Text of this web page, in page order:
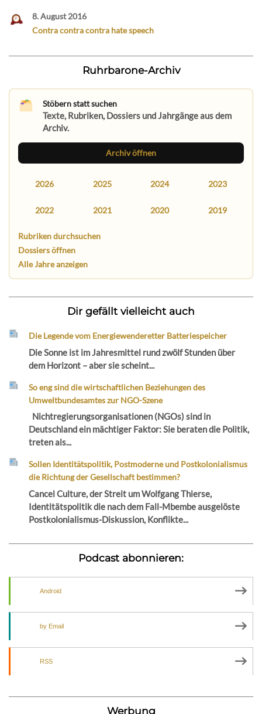
8. August 2016
Contra contra contra hate speech
Ruhrbarone-Archiv
Stöbern statt suchen
Texte, Rubriken, Dossiers und Jahrgänge aus dem
Archiv.
Archiv öffnen
2026 2025 2024 2023
2022 2021 2020 2019
Rubriken durchsuchen
Dossiers öffnen
Alle Jahre anzeigen
Dir gefällt vielleicht auch
Die Legende vom Energiewenderetter Batteriespeicher
Die Sonne ist im Jahresmittel rund zwölf Stunden über
dem Horizont – aber sie scheint...
So eng sind die wirtschaftlichen Beziehungen des
Umweltbundesamtes zur NGO-Szene
Nichtregierungsorganisationen (NGOs) sind in
Deutschland ein mächtiger Faktor: Sie beraten die Politik,
treten als...
Sollen Identitätspolitik, Postmoderne und Postkolonialismus
die Richtung der Gesellschaft bestimmen?
Cancel Culture, der Streit um Wolfgang Thierse,
Identitätspolitik die nach dem Fall-Mbembe ausgelöste
Postkolonialismus-Diskussion, Konflikte...
Podcast abonnieren:
Android
by Email
RSS
Werbung